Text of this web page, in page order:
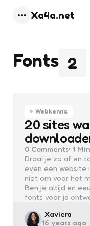
Xa4a.net
2
Fonts
Webkennis
20 sites
0 Comments 1 Min
Draai je zo af en
even een website
niet om voor het
Ben je altijd en
fonts voor je
Posted
Xaviera
16 years ago